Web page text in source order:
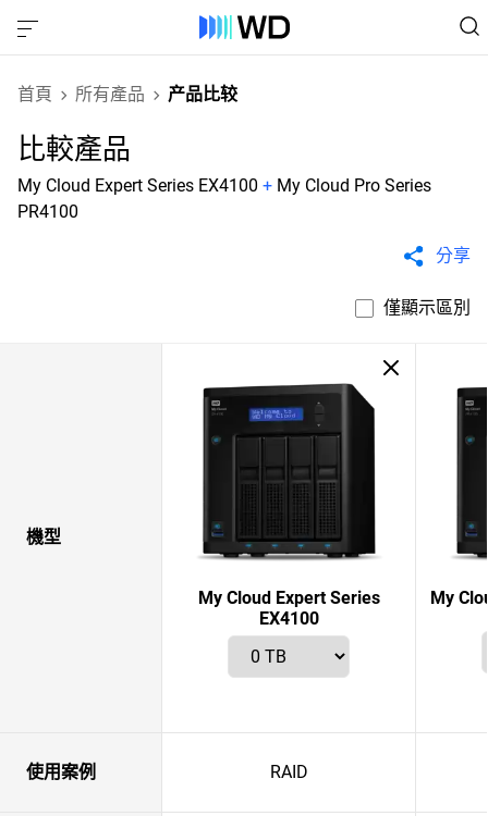
首頁 所有產品 产品比较
比較產品
My Cloud Expert Series EX4100 + My Cloud Pro Series
PR4100
分享
僅顯示區別
機型
My Cloud Expert Series
EX4100
My
使用案例 RAID